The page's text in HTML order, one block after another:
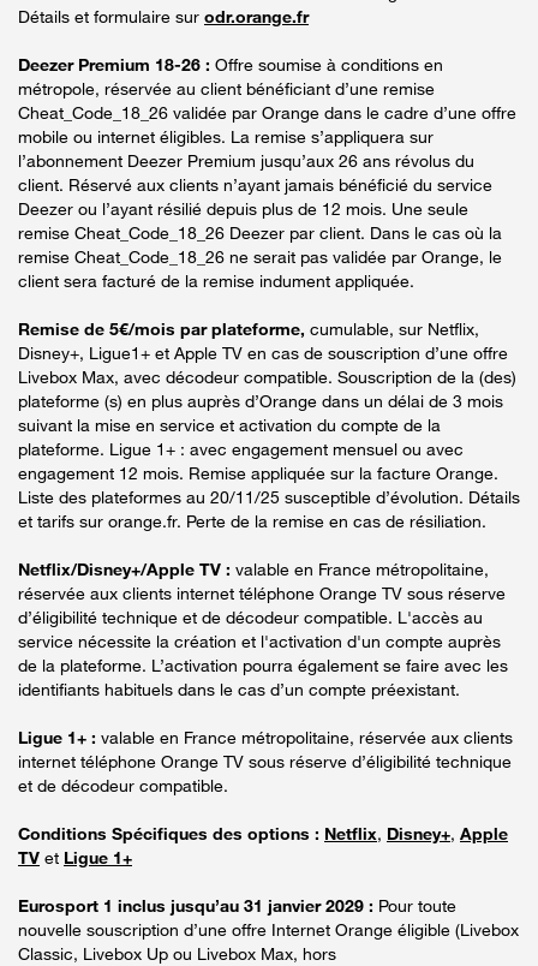
Détails et formulaire sur odr.orange.fr
Deezer Premium 18-26 : Offre soumise à conditions en
métropole, réservée au client bénéficiant d’une remise
Cheat_Code_18_26 validée par Orange dans le cadre d’une offre
mobile ou internet éligibles. La remise s’appliquera sur
l’abonnement Deezer Premium jusqu’aux 26 ans révolus du
client. Réservé aux clients n’ayant jamais bénéficié du service
Deezer ou l’ayant résilié depuis plus de 12 mois. Une seule
remise Cheat_Code_18_26 Deezer par client. Dans le cas où la
remise Cheat_Code_18_26 ne serait pas validée par Orange, le
client sera facturé de la remise indument appliquée.
Remise de 5€/mois par plateforme, cumulable, sur Netflix,
Disney+, Ligue1+ et Apple TV en cas de souscription d’une offre
Livebox Max, avec décodeur compatible. Souscription de la (des)
plateforme (s) en plus auprès d’Orange dans un délai de 3 mois
suivant la mise en service et activation du compte de la
plateforme. Ligue 1+ : avec engagement mensuel ou avec
engagement 12 mois. Remise appliquée sur la facture Orange.
Liste des plateformes au 20/11/25 susceptible d’évolution. Détails
et tarifs sur orange.fr. Perte de la remise en cas de résiliation.
Netflix/Disney+/Apple TV : valable en France métropolitaine,
réservée aux clients internet téléphone Orange TV sous réserve
d’éligibilité technique et de décodeur compatible. L'accès au
service nécessite la création et l'activation d'un compte auprès
de la plateforme. L’activation pourra également se faire avec les
identifiants habituels dans le cas d’un compte préexistant.
Ligue 1+ : valable en France métropolitaine, réservée aux clients
internet téléphone Orange TV sous réserve d’éligibilité technique
et de décodeur compatible.
Conditions Spécifiques des options : Netflix, Disney+, Apple
TV et Ligue 1+
Eurosport 1 inclus jusqu’au 31 janvier 2029 : Pour toute
nouvelle souscription d’une offre Internet Orange éligible (Livebox
Classic, Livebox Up ou Livebox Max, hors